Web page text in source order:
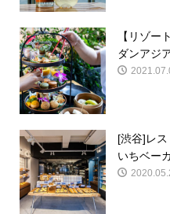
【リゾー
ダンアジ
[渋谷]レ
いちベー